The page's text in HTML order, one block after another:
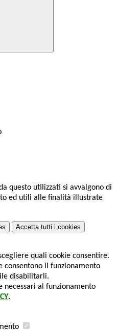
questo utilizzati si avvalgono di
ed utili alle finalità illustrate
Accetta tutti i cookies
quali cookie consentire.
consentono il funzionamento
disabilitarli.
necessari al funzionamento
.